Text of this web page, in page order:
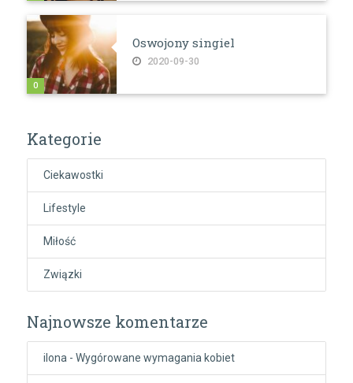
Oswojony singiel
2020-09-30
0
Kategorie
Ciekawostki
Lifestyle
Miłość
Związki
Najnowsze komentarze
ilona - Wygórowane wymagania kobiet